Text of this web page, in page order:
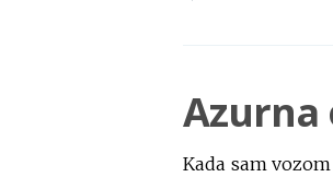
Azurna
Kada sam